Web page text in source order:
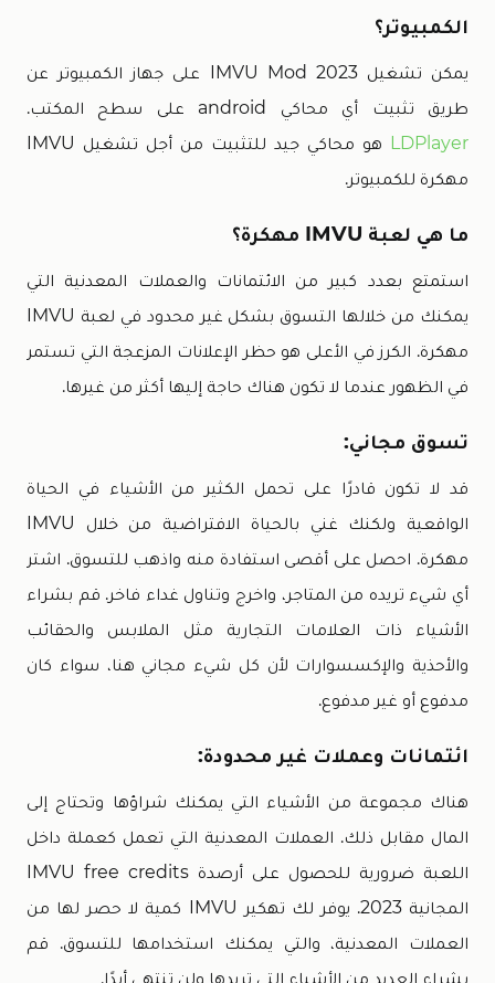
الكمبيوتر؟
يمكن تشغيل IMVU Mod 2023 على جهاز الكمبيوتر عن
طريق تثبيت أي محاكي android على سطح المكتب.
LDPlayer
هو محاكي جيد للتثبيت من أجل تشغيل IMVU
مهكرة للكمبيوتر.
ما هي لعبة IMVU مهكرة؟
استمتع بعدد كبير من الائتمانات والعملات المعدنية التي
يمكنك من خلالها التسوق بشكل غير محدود في لعبة IMVU
مهكرة. الكرز في الأعلى هو حظر الإعلانات المزعجة التي تستمر
في الظهور عندما لا تكون هناك حاجة إليها أكثر من غيرها.
تسوق مجاني:
قد لا تكون قادرًا على تحمل الكثير من الأشياء في الحياة
الواقعية ولكنك غني بالحياة الافتراضية من خلال IMVU
مهكرة. احصل على أقصى استفادة منه واذهب للتسوق. اشتر
أي شيء تريده من المتاجر، واخرج وتناول غداء فاخر. قم بشراء
الأشياء ذات العلامات التجارية مثل الملابس والحقائب
والأحذية والإكسسوارات لأن كل شيء مجاني هنا، سواء كان
مدفوع أو غير مدفوع.
ائتمانات وعملات غير محدودة:
هناك مجموعة من الأشياء التي يمكنك شراؤها وتحتاج إلى
المال مقابل ذلك. العملات المعدنية التي تعمل كعملة داخل
اللعبة ضرورية للحصول على أرصدة IMVU free credits
المجانية 2023. يوفر لك تهكير IMVU كمية لا حصر لها من
العملات المعدنية، والتي يمكنك استخدامها للتسوق. قم
بشراء العديد من الأشياء التي تريدها ولن تنتهي أبدًا.